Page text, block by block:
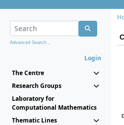
Advanced Search...
Login
The Centre
Research Groups
Laboratory for
Computational Mathematics
Thematic Lines